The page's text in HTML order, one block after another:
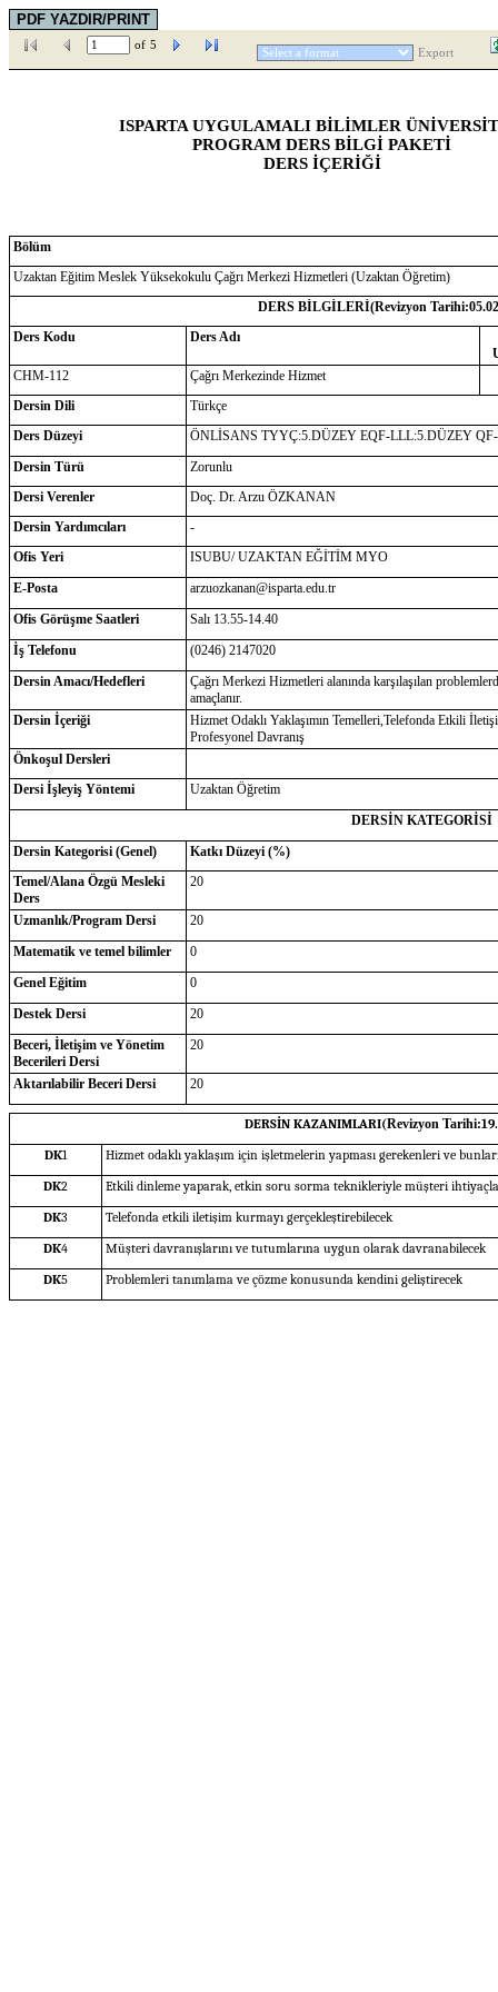
of 5
Export
ISPARTA UYGULAMALI BİLİMLER
PROGRAM DERS BİLGİ PAKETİ
DERS İÇERİĞİ
Bölüm
Uzaktan Eğitim Meslek Yüksekokulu Çağrı Merkezi Hizmetleri (Uzaktan Öğretim)
DERS BİLGİLERİ(Revizyon Tarihi:
Ders Kodu
Ders Adı
CHM-112
Çağrı Merkezinde Hizmet
Dersin Dili
Türkçe
Ders Düzeyi
ÖNLİSANS TYYÇ:5.DÜZEY EQF-LLL:5.DÜZEY
Dersin Türü
Zorunlu
Dersi Verenler
Doç. Dr. Arzu ÖZKANAN
Dersin Yardımcıları
-
Ofis Yeri
ISUBU/ UZAKTAN EĞİTİM MYO
E-Posta
arzuozkanan@isparta.edu.tr
Ofis Görüşme Saatleri
Salı 13.55-14.40
İş Telefonu
(0246) 2147020
Dersin Amacı/Hedefleri
Çağrı Merkezi Hizmetleri alanında karşılaşılan
amaçlanır.
Dersin İçeriği
Hizmet Odaklı Yaklaşımın Temelleri,Telefonda Etkili
Profesyonel Davranış
Önkoşul Dersleri
Dersi İşleyiş Yöntemi
Uzaktan Öğretim
DERSİN KATEGORİSİ
Dersin Kategorisi (Genel)
Katkı Düzeyi (%)
Temel/Alana Özgü Mesleki
Ders
20
Uzmanlık/Program Dersi
20
Matematik ve temel bilimler
0
Genel Eğitim
0
Destek Dersi
20
Beceri, İletişim ve Yönetim
Becerileri Dersi
20
Aktarılabilir Beceri Dersi 20
DERSİN KAZANIMLARI(Revizyon Tarihi:
DK1
Hizmet odaklı yaklaşım için işletmelerin yapması gerekenleri ve
DK2
Etkili dinleme yaparak, etkin soru sorma teknikleriyle müşteri
DK3
Telefonda etkili iletişim kurmayı gerçekleştirebilecek
DK4
Müşteri davranışlarını ve tutumlarına uygun olarak davranabilecek
DK5 Problemleri tanımlama ve çözme konusunda kendini geliştirecek